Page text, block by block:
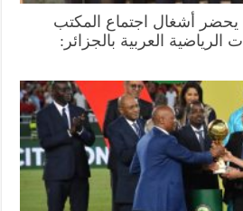
يحضر أشغال اجتماع المكتب
الرياضية العربية بالجزائر: